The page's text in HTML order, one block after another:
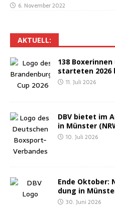
6. November 2022
AKTU­ELL:
138
star­te­ten 2026
11. Juli 2026
DBV bie­tet im
in Müns­ter
10. Juli 2026
Ende Okto­ber:
dung in
30. Juni 2026